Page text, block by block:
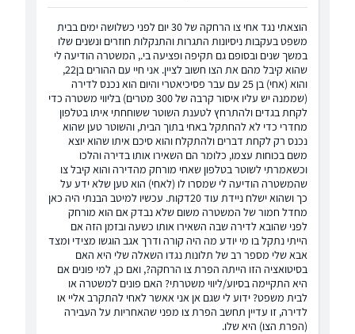
הוצאתי נגד אחי צו הרחקה של 30 יום לפני כשלושה ימים בבית
משפט בעקבות ניסיונות התגרות והתנקלות חוזרים ונשנים שלו
במשך שנים ובסופם גם תקיפה ופציעה בי., המשטרה הודיעה לי
שהוא קיבל מהם את הצו חשוב לציין. אני חיי עם ההורים בן22,
והוא (אחי) בן 25 עם עבר פסיכיאטרי והיום הוא נכנס לדירה
(שממנה יש עליו איסור קרבה של 300 מטרים) בליווי משטרה כדי
לקחת בגדים ולהתרחץ לטענת השוטר ששוחחתי איתו בטלפון
מחדרי כדי לא להחתקל באחי בתוך הבית, והשוטר טען שהוא
נכנס רק לקחת דברים ולהתקלח והוא סיכם איתו שהוא יוצא
משם בכוחות עצמו, כלומר הם השאירו אותו בדירה והלכו
וכשאמרתי לשוטר בטלפון שאחי מורחק מהדירה והוא קיבל צו
שהמשטרה הודיעה לי שמסרו לו (לאחי) הוא טען שלא ידע על
כך ושהוא ישלח ניידת עוד 20דקות. עכשיו למיטב הבנתי היה כאן
מחדל חמור של המשטרה משום שלא נבדק אם הוא מורחק
לפני שהובא לדירה שבה השאירו אותו כשעה ובזמן הזה אם
הייתי נתקל בו מי יודע מה היה קורה ודרך אגב הוגשו מצידי ומצד
אבא שלי מספר רב של תלונות נגדו השאלה שלי היא האם
בסיטואציה הזו הייתה הפרת צו הרחקה?, ואם כן, למי פונים אם
היא התקיימה בסיוע/ליווי משטרתי? האם פונים למשטרה או
לבית משפט? ידוע לי שגם אן אני אאשר לאחי להתקרב אליי או
לדירה, זו עדיין תחשב הפרת צו מפני שהאחריות על העבירה
(הפרת הצו) היא שלו.